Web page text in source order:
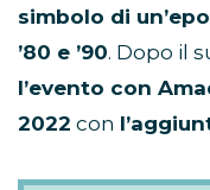
simbolo di
’80 e ’90. Dopo il
l’evento con
2022 con